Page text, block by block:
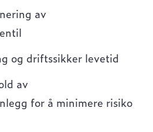
av
og driftssikker levetid
av
for å minimere risiko